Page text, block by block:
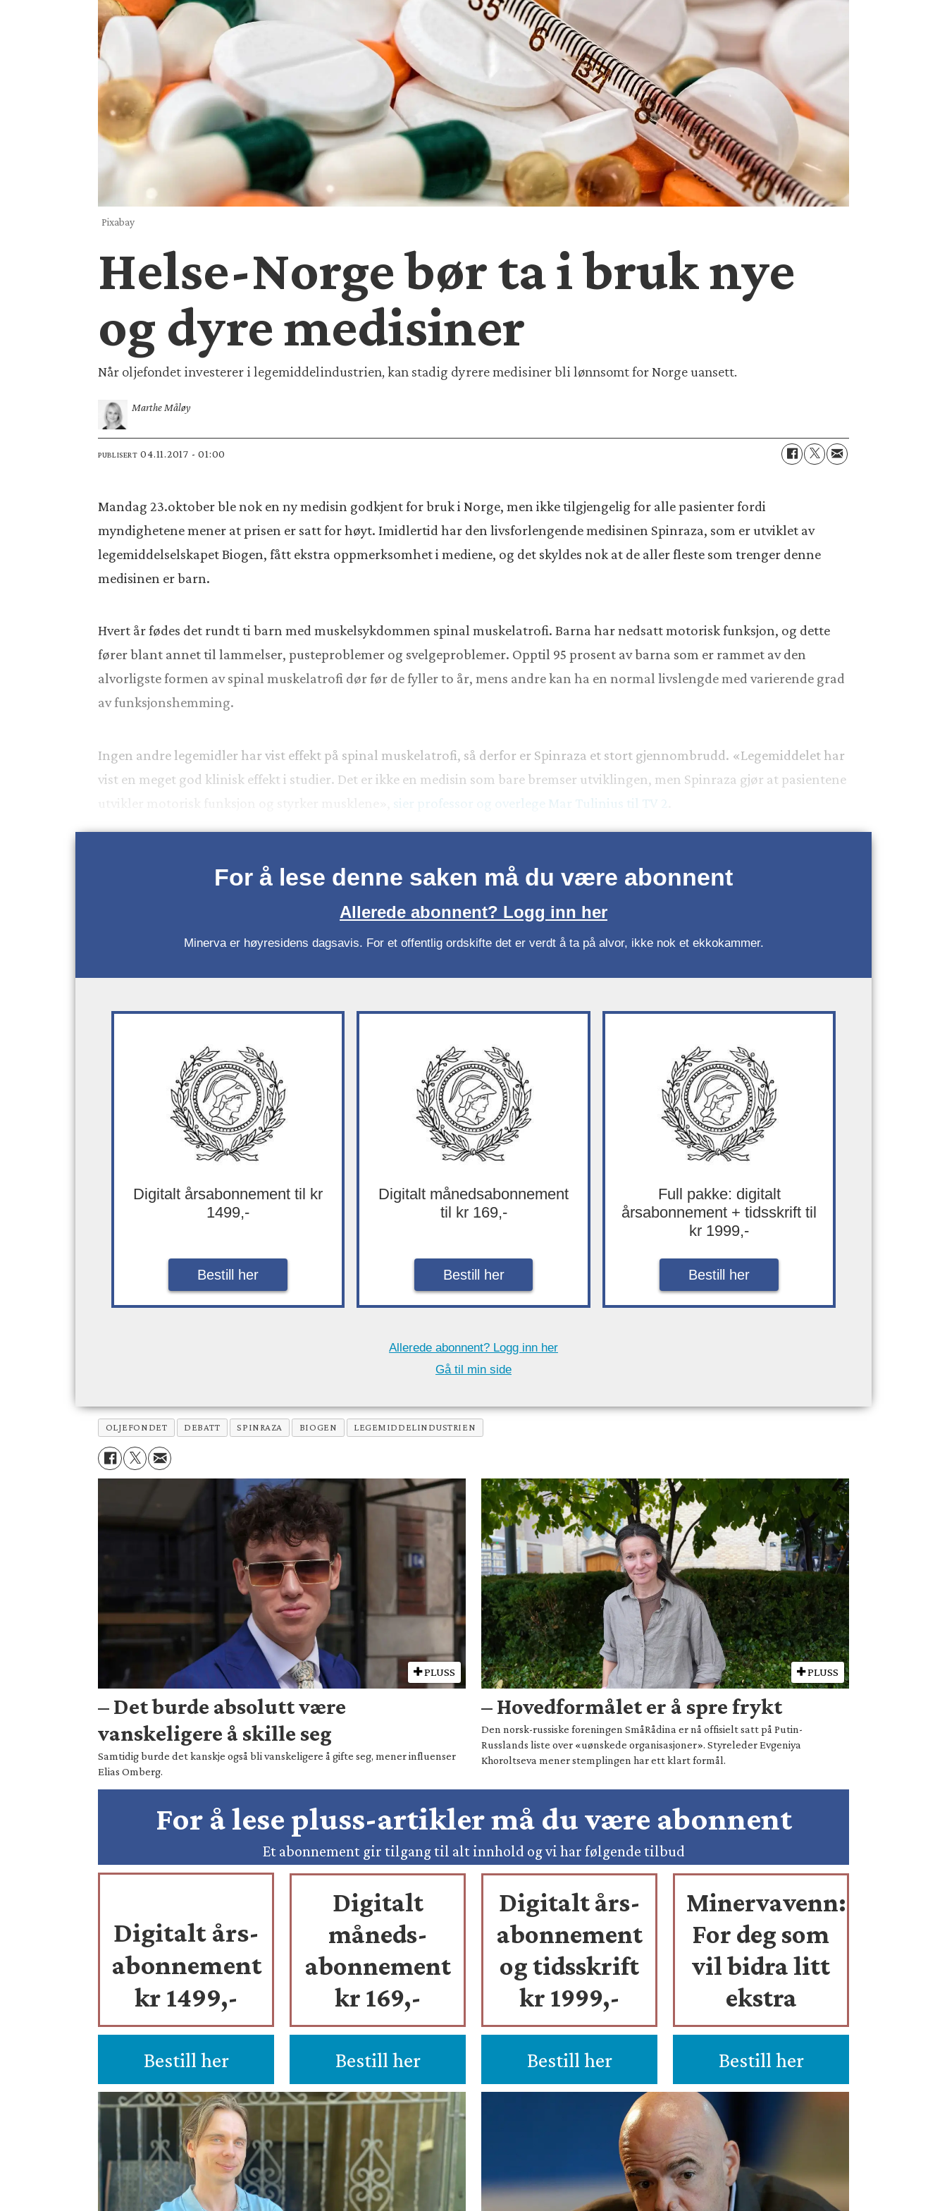
Pixabay
Helse-Norge bør ta i bruk nye
og dyre medisiner
Når oljefondet investerer i legemiddelindustrien, kan stadig dyrere medisiner bli lønnsomt for Norge uansett.
Marthe Måløy
PUBLISERT 04.11.2017 - 01:00
Mandag 23.oktober ble nok en ny medisin godkjent for bruk i Norge, men ikke tilgjengelig for alle pasienter fordi
myndighetene mener at prisen er satt for høyt. Imidlertid har den livsforlengende medisinen Spinraza, som er utviklet av
legemiddelselskapet Biogen, fått ekstra oppmerksomhet i mediene, og det skyldes nok at de aller fleste som trenger denne
medisinen er barn.
Hvert år fødes det rundt ti barn med muskelsykdommen spinal muskelatrofi. Barna har nedsatt motorisk funksjon, og dette
fører blant annet til lammelser, pusteproblemer og svelgeproblemer. Opptil 95 prosent av barna som er rammet av den
alvorligste formen av spinal muskelatrofi dør før de fyller to år, mens andre kan ha en normal livslengde med varierende grad
av funksjonshemming.
Ingen andre legemidler har vist effekt på spinal muskelatrofi, så derfor er Spinraza et stort gjennombrudd. «Legemiddelet har
vist en meget god klinisk effekt i studier. Det er ikke en medisin som bare bremser utviklingen, men Spinraza gjør at pasientene
sier professor og overlege Mar Tulinius til TV 2
For å lese denne saken må du være abonnent
Allerede abonnent? Logg inn her
Minerva er høyresidens dagsavis. For et offentlig ordskifte det er verdt å ta på alvor, ikke nok et ekkokammer.
Digitalt årsabonnement til kr
1499,-
Bestill her
Digitalt månedsabonnement
til kr 169,-
Bestill her
Full pakke: digitalt
årsabonnement + tidsskrift til
kr 1999,-
Bestill her
Allerede abonnent? Logg inn her
Gå til min side
OLJEFONDET DEBATT SPINRAZA BIOGEN LEGEMIDDELINDUSTRIEN
PLUSS
– Det burde absolutt være
vanskeligere å skille seg
Samtidig burde det kanskje også bli vanskeligere å gifte seg, mener influenser
Elias Omberg.
PLUSS
– Hovedformålet er å spre frykt
Den norsk-russiske foreningen SmåRådina er nå offisielt satt på Putin-
Russlands liste over «uønskede organisasjoner». Styreleder Evgeniya
Khoroltseva mener stemplingen har ett klart formål.
For å lese pluss-artikler må du være abonnent
Et abonnement gir tilgang til alt innhold og vi har følgende tilbud
Digitalt års-
abonnement
kr 1499,-
Bestill her
Digitalt
måneds-
abonnement
kr 169,-
Bestill her
Digitalt års-
abonnement
og tidsskrift
kr 1999,-
Bestill her
Minervavenn:
For deg som
vil bidra litt
ekstra
Bestill her